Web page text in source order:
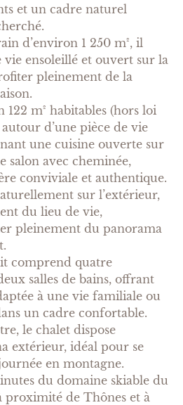
et un cadre naturel
d’environ 1 250 m², il
ensoleillé et ouvert sur la
pleinement de la
m² habitables (hors loi
d’une pièce de vie
une cuisine ouverte sur
salon avec cheminée,
conviviale et authentique.
sur l’extérieur,
du lieu de vie,
pleinement du panorama
comprend quatre
salles de bains, offrant
à une vie familiale ou
un cadre confortable.
le chalet dispose
extérieur, idéal pour se
en montagne.
du domaine skiable du
proximité de Thônes et à